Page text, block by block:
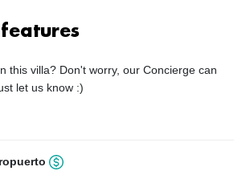
this villa? Don't worry, our Concierge can
let us know :)